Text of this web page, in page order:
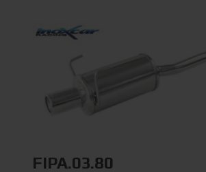
FIPA.03.80